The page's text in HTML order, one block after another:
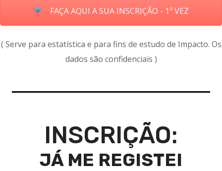
FAÇA AQUI A SUA INSCRIÇÃO - 1ª VEZ
( Serve para estatística e para fins de estudo de Impacto. Os
dados são confidenciais )
INSCRIÇÃO:
JÁ ME REGISTEI